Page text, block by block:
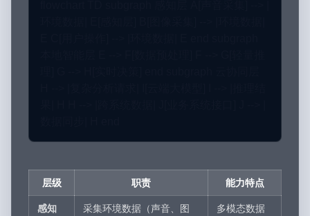
层级 职责 能力特点
感知
采集环境数据（声音、图
多模态数据